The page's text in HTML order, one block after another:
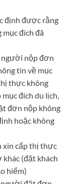
định được rằng
đích đã
nộp đơn
tin về mục
thực không
đích du lịch,
đơn nộp không
hoặc không
xin cấp thị thực
(đặt khách
hiểm)